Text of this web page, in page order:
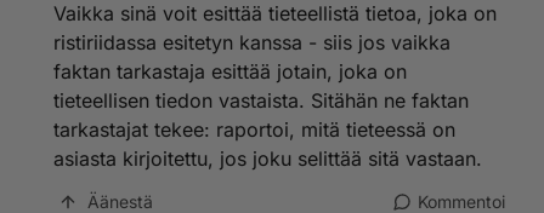
Vaikka sinä voit esittää tieteellistä tietoa, joka on
ristiriidassa esitetyn kanssa - siis jos vaikka
faktan tarkastaja esittää jotain, joka on
tieteellisen tiedon vastaista. Sitähän ne faktan
tarkastajat tekee: raportoi, mitä tieteessä on
asiasta kirjoitettu, jos joku selittää sitä vastaan.
Äänestä Kommentoi